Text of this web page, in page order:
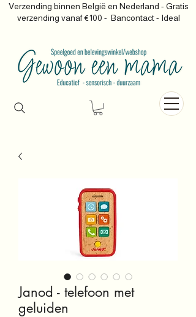
Verzending binnen België en Nederland - Gratis
verzending vanaf €100 - Bancontact - Ideal
Janod - telefoon met
geluiden